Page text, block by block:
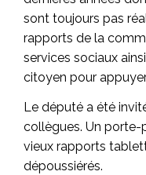
sont toujours pas
rapports de la
services sociaux
citoyen pour
Le député a été
collègues. Un porte-
vieux rapports
dépoussiérés.